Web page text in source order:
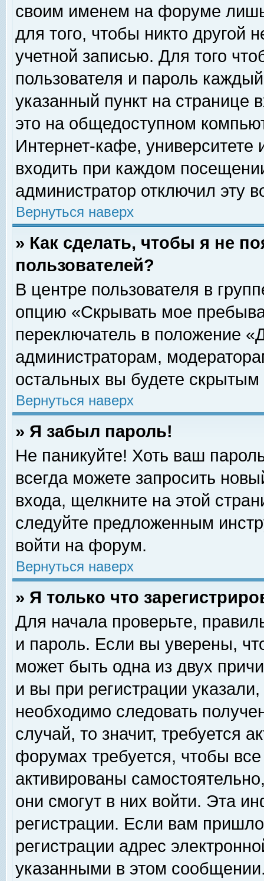
своим именем на форуме
для того, чтобы никто другой
учетной записью. Для того
пользователя и пароль
указанный пункт на
это на общедоступном
Интернет-кафе, университете
входить при каждом
администратор отключил эту
Вернуться наверх
» Как сделать, чтобы я не
пользователей?
В центре пользователя в
опцию «Скрывать мое
переключатель в положение
администраторам,
остальных вы будете скрытым
Вернуться наверх
» Я забыл пароль!
Не паникуйте! Хоть ваш
всегда можете запросить
входа, щелкните на этой
следуйте предложенным
войти на форум.
Вернуться наверх
» Я только что
Для начала проверьте,
и пароль. Если вы уверены,
может быть одна из двух
и вы при регистрации
необходимо следовать
случай, то значит, требуется
форумах требуется, чтобы
активированы
они смогут в них войти. Эта
регистрации. Если вам
регистрации адрес
указанными в этом